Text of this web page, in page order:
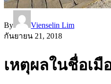
By
Vienselin Lim
กันยายน 21, 2018
เหตุผลในชื่อเมื